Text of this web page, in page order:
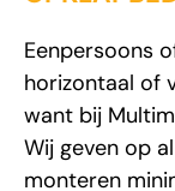
Eenpersoons
horizontaalof
want bij
Wij geven op